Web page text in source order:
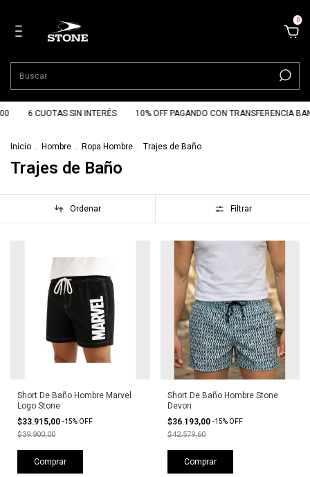
0
6 CUOTAS SIN INTERÉS 10% OFF PAGANDO CON TRANSFERENCIA
Inicio . Hombre . Ropa Hombre . Trajes de Baño
Trajes de Baño
Ordenar Filtrar
Short De Baño Hombre Marvel
Logo Stone
$33.915,00 -15% OFF
$39.900,00
Comprar
Short De Baño Hombre Stone
Devon
$36.193,00 -15% OFF
$42.579,60
Comprar